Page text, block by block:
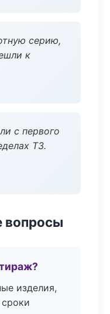
серию,
к
с первого
ТЗ.
вопросы
изделия,